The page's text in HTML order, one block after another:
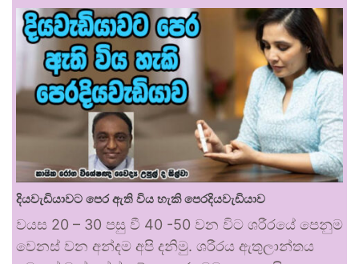
දියවැඩියාවට පෙර ඇති විය හැකි පෙරදියවැඩියාව
වයස 20 – 30 පසු වී 40 -50 වන විට ශරීරයේ පෙනුම
වෙනස් වන අන්දම අපි දනිමු. ශරීරය ඇතුලාන්තය